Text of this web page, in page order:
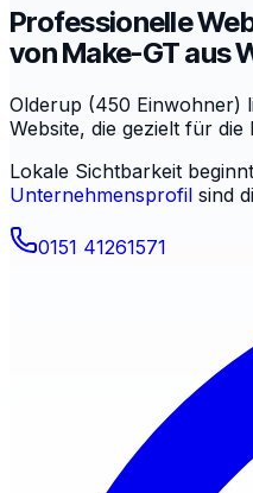
Professionelle
von Make-GT aus
Olderup (450 Einwohner)
Website, die gezielt für die
Lokale Sichtbarkeit
Unternehmensprofil sind
0151 41261571